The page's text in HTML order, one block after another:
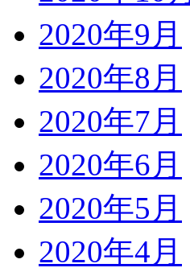
2020年9月
2020年8月
2020年7月
2020年6月
2020年5月
2020年4月